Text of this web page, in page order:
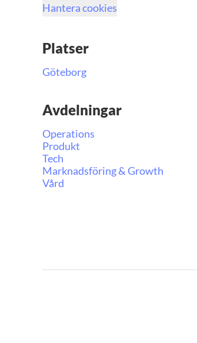
Hantera cookies
Platser
Göteborg
Avdelningar
Operations
Produkt
Tech
Marknadsföring & Growth
Vård